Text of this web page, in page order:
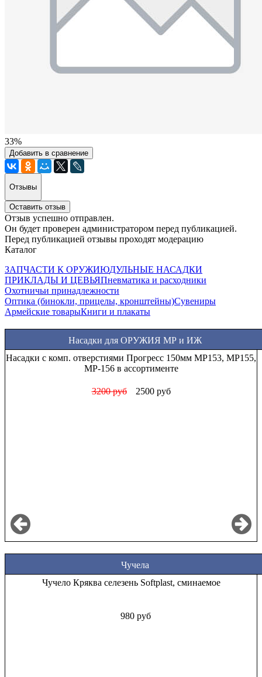
33%
Добавить в сравнение
Отзывы
Оставить отзыв
Отзыв успешно отправлен.
Он будет проверен администратором перед публикацией.
Перед публикацией отзывы проходят модерацию
Каталог
ЗАПЧАСТИ К ОРУЖИЮДУЛЬНЫЕ НАСАДКИ
ПРИКЛАДЫ И ЦЕВЬЯПневматика и расходники
Охотничьи принадлежности
Оптика (бинокли, прицелы, кронштейны)Сувениры
Армейские товарыКниги и плакаты
Насадки для ОРУЖИЯ МР и ИЖ
Насадки Прогресс стандартные МР (ИЖ) 12 калибра в
ассортименте
1000 руб 850 руб
Чучела
Чучело Кряква селезень Softplast, сминаемое
980 руб